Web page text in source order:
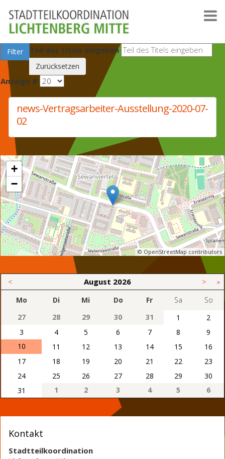
Teil des Titels eingeben
Filter
Zurücksetzen
Anzeige #
news-Vertragsarbeiter-Ausstellung-2020-07-
02
+
−
© OpenStreetMap contributors
< August 2026 > »
Mo Di Mi Do Fr Sa
So
27
28 29 30 31 1
2
3
4 5 6 7 8
9
10
11 12 13 14 15
16
17
18 19 20 21 22
23
24
25 26 27 28 29
30
31
1 2 3 4 5 6
Kontakt
Stadtteilkoordination